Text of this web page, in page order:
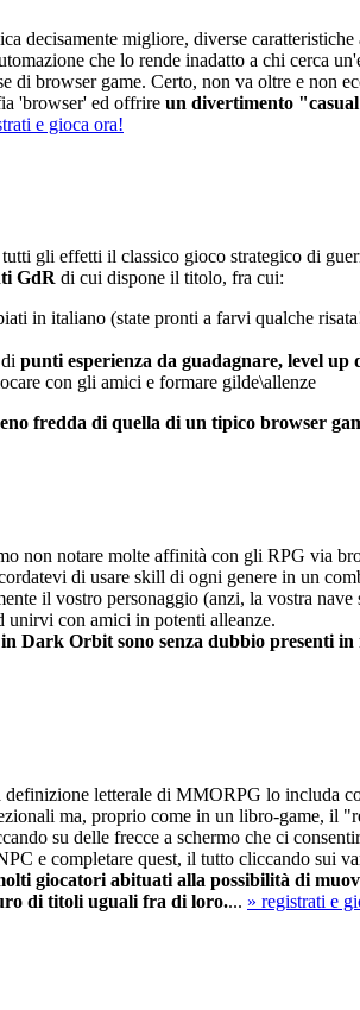
decisamente migliore, diverse
che lo rende inadatto a chi cerca
browser game. Certo, non va oltre e non
'browser' ed offrire un divertimento
e gioca ora!
gli effetti il classico gioco strategico di
GdR di cui dispone il titolo, fra cui:
in italiano (state pronti a farvi qualche
punti esperienza da guadagnare, level
con gli amici e formare gilde\allenze
fredda di quella di un tipico browser
non notare molte affinità con gli RPG via
di usare skill di ogni genere in un
il vostro personaggio (anzi, la vostra
unirvi con amici in potenti alleanze.
Orbit sono senza dubbio presenti
letterale di MMORPG lo includa
ma, proprio come in un libro-game, il
su delle frecce a schermo che ci
e completare quest, il tutto cliccando sui
giocatori abituati alla possibilità di
di titoli uguali fra di loro.... » registrati e